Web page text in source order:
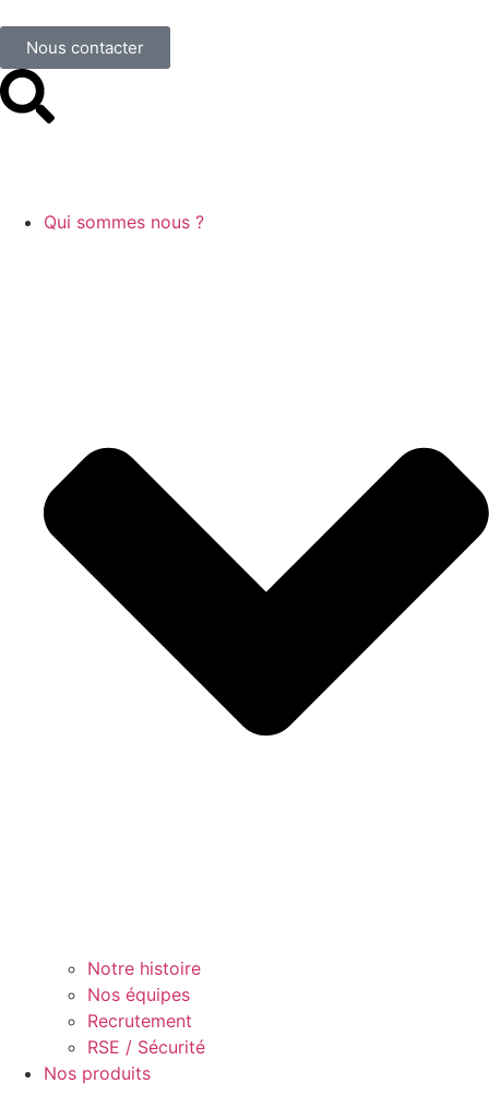
Nous contacter
Qui sommes nous ?
Notre histoire
Nos équipes
Recrutement
RSE / Sécurité
Nos produits